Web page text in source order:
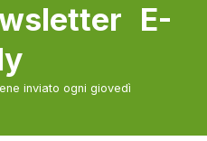
E-
inviato ogni giovedì